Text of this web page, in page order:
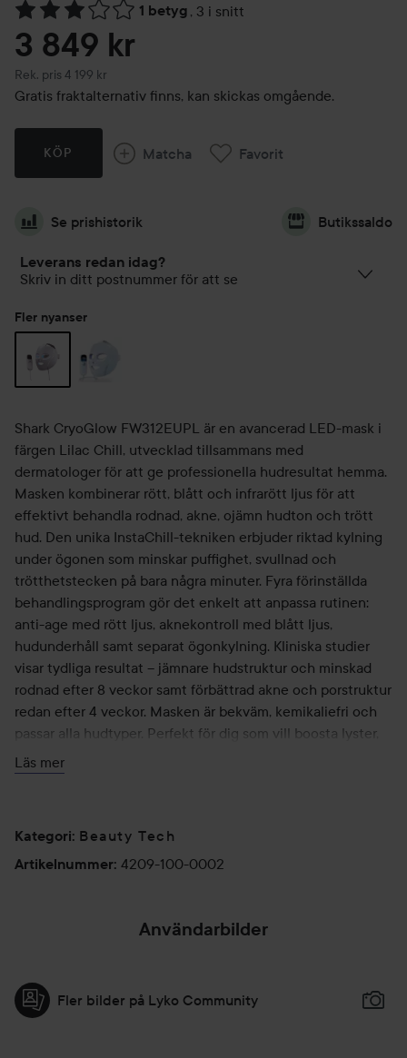
1 betyg , 3 i snitt
Hoppa till Betyg & kommentarer
3 849 kr
Rek. pris 4 199 kr
Rekommenderat pris 4 199 kr
Gratis fraktalternativ finns, kan skickas omgående.
KÖP Matcha Favorit
Se prishistorik Butikssaldo
Leverans redan idag?
Skriv in ditt postnummer för att se
Fler nyanser
Shark CryoGlow FW312EUPL är en avancerad LED-mask i
färgen Lilac Chill, utvecklad tillsammans med
dermatologer för att ge professionella hudresultat hemma.
Masken kombinerar rött, blått och infrarött ljus för att
effektivt behandla rodnad, akne, ojämn hudton och trött
hud. Den unika InstaChill-tekniken erbjuder riktad kylning
under ögonen som minskar puffighet, svullnad och
trötthetstecken på bara några minuter. Fyra förinställda
behandlingsprogram gör det enkelt att anpassa rutinen:
anti-age med rött ljus, aknekontroll med blått ljus,
hudunderhåll samt separat ögonkylning. Kliniska studier
visar tydliga resultat – jämnare hudstruktur och minskad
rodnad efter 8 veckor samt förbättrad akne och porstruktur
redan efter 4 veckor. Masken är bekväm, kemikaliefri och
passar alla hudtyper. Perfekt för dig som vill boosta lyster,
lugna irriterad hud och få en klarare, mer balanserad
hudton med minimal ansträngning. Den eleganta lila
hemmabehandlingar till en helt ny nivå.
Rengör och torka huden. Sätt masken bekvämt på ansiktet.
slutföras. Ta av masken och avsluta med hudvård. Rengör
masken efter varje användning.
Läs mer
Kategori: Beauty Tech
Artikelnummer: 4209-100-0002
Användarbilder
Fler bilder på Lyko Community